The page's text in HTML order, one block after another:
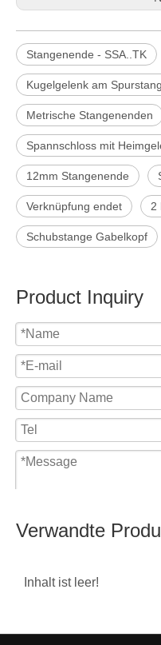
Stangenende - SSA..TK
Kugelgelenk am
Metrische Stangenenden
Spannschloss mit
12mm Stangenende
Verknüpfung endet 2
Schubstange Gabelkopf
Product Inquiry
Submit
Verwandte
Inhalt ist leer!